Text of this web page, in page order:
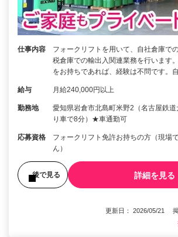
仕事内容
フォークリフトを用いて、自社倉庫で
税倉庫での輸出入関連業務を行います
をお持ちであれば、経験は不問です。
給与 月給240,000円以上
勤務地
愛知県岩倉市北島町米野2（名古屋鉄
り車で8分）★車通勤可
応募資格
フォークリフト免許お持ちの方（現場
ん）
後で見る 詳細を見る
更新日： 2026/05/21